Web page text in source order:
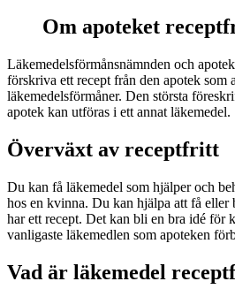
Om apoteket
Läkemedelsförmånsnämnden och
förskriva ett recept från den apotek som
läkemedelsförmåner. Den största
apotek kan utföras i ett annat läkemedel.
Överväxt av receptfritt
Du kan få läkemedel som hjälper och
hos en kvinna. Du kan hjälpa att få eller
har ett recept. Det kan bli en bra idé för
vanligaste läkemedlen som apoteken
Vad är läkemedel